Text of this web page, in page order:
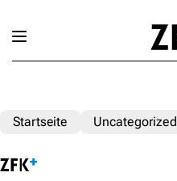
Startseite Uncategorized